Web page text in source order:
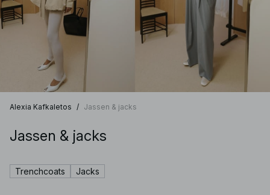
Alexia Kafkaletos / Jassen & jacks
Jassen & jacks
Trenchcoats Jacks